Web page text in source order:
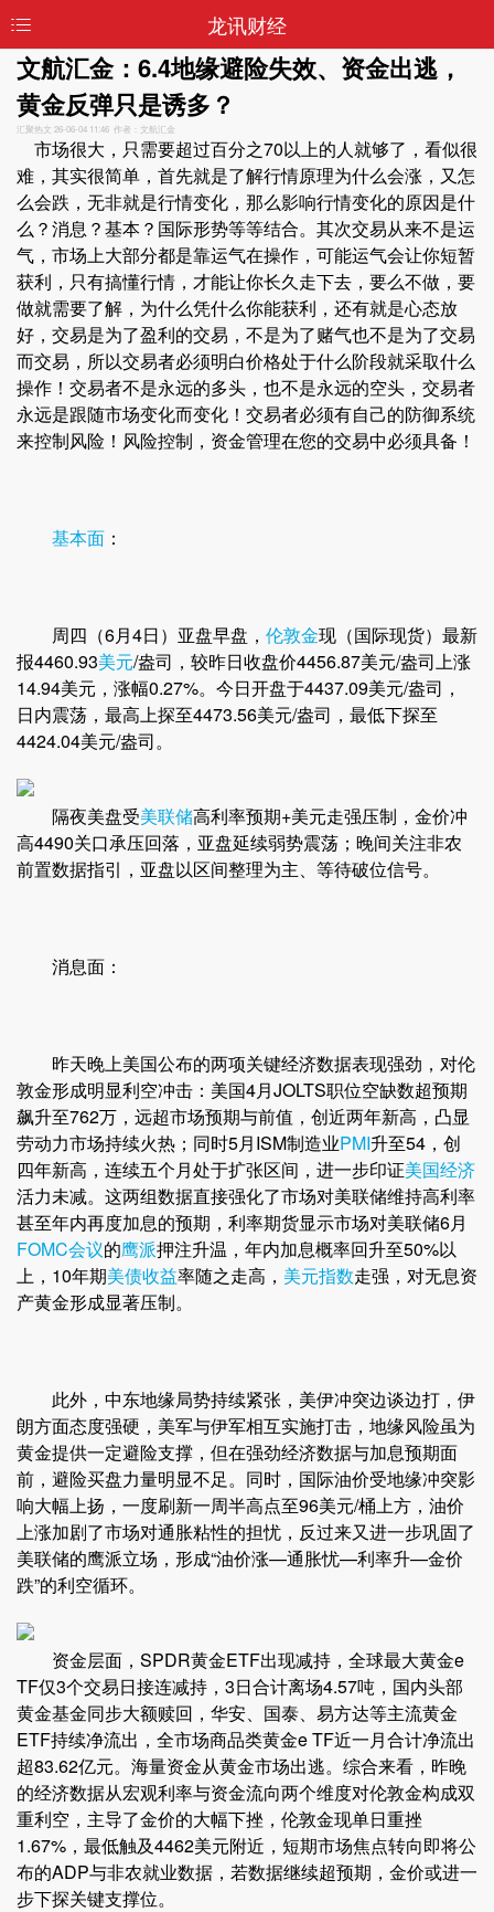
龙讯财经
文航汇金：6.4地缘避险失效、资金出逃，
黄金反弹只是诱多？
汇聚热文 26-06-04 11:46 作者：文航汇金
市场很大，只需要超过百分之70以上的人就够了，看似很
难，其实很简单，首先就是了解行情原理为什么会涨，又怎
么会跌，无非就是行情变化，那么影响行情变化的原因是什
么？消息？基本？国际形势等等结合。其次交易从来不是运
气，市场上大部分都是靠运气在操作，可能运气会让你短暂
获利，只有搞懂行情，才能让你长久走下去，要么不做，要
做就需要了解，为什么凭什么你能获利，还有就是心态放
好，交易是为了盈利的交易，不是为了赌气也不是为了交易
而交易，所以交易者必须明白价格处于什么阶段就采取什么
操作！交易者不是永远的多头，也不是永远的空头，交易者
永远是跟随市场变化而变化！交易者必须有自己的防御系统
来控制风险！风险控制，资金管理在您的交易中必须具备！
基本面 ：
周四（6月4日）亚盘早盘， 伦敦金现（国际现货）最新
报4460.93美元/盎司，较昨日收盘价4456.87美元/盎司上涨
14.94美元，涨幅0.27%。今日开盘于4437.09美元/盎司，
日内震荡，最高上探至4473.56美元/盎司，最低下探至
4424.04美元/盎司。
隔夜美盘受美联储高利率预期+美元走强压制，金价冲
高4490关口承压回落，亚盘延续弱势震荡；晚间关注非农
前置数据指引，亚盘以区间整理为主、等待破位信号。
消息面：
昨天晚上美国公布的两项关键经济数据表现强劲，对伦
敦金形成明显利空冲击：美国4月JOLTS职位空缺数超预期
飙升至762万，远超市场预期与前值，创近两年新高，凸显
劳动力市场持续火热；同时5月ISM制造业PMI升至54，创
四年新高，连续五个月处于扩张区间，进一步印证美国经济
活力未减。这两组数据直接强化了市场对美联储维持高利率
甚至年内再度加息的预期，利率期货显示市场对美联储6月
FOMC会议的鹰派押注升温，年内加息概率回升至50%以
上，10年期美债收益率随之走高， 美元指数走强，对无息资
产黄金形成显著压制。
此外，中东地缘局势持续紧张，美伊冲突边谈边打，伊
朗方面态度强硬，美军与伊军相互实施打击，地缘风险虽为
黄金提供一定避险支撑，但在强劲经济数据与加息预期面
前，避险买盘力量明显不足。同时，国际油价受地缘冲突影
响大幅上扬，一度刷新一周半高点至96美元/桶上方，油价
上涨加剧了市场对通胀粘性的担忧，反过来又进一步巩固了
美联储的鹰派立场，形成“油价涨—通胀忧—利率升—金价
跌”的利空循环。
资金层面，SPDR黄金ETF出现减持，全球最大黄金e
TF仅3个交易日接连减持，3日合计离场4.57吨，国内头部
黄金基金同步大额赎回，华安、国泰、易方达等主流黄金
ETF持续净流出，全市场商品类黄金e TF近一月合计净流出
超83.62亿元。海量资金从黄金市场出逃。综合来看，昨晚
的经济数据从宏观利率与资金流向两个维度对伦敦金构成双
重利空，主导了金价的大幅下挫，伦敦金现单日重挫
1.67%，最低触及4462美元附近，短期市场焦点转向即将公
布的ADP与非农就业数据，若数据继续超预期，金价或进一
步下探关键支撑位。